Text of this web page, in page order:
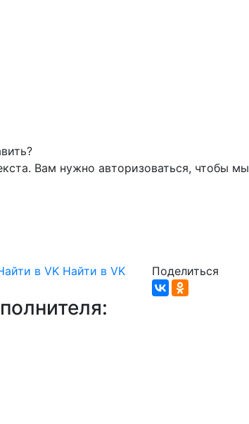
Вам нужно авторизоваться, чтобы мы
в VK Найти в VK Поделиться